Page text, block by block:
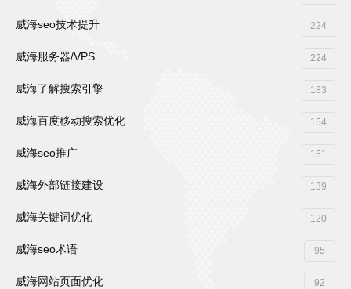
威海seo技术提升 224
威海服务器/VPS 224
威海了解搜索引擎 183
威海百度移动搜索优化 154
威海seo推广 151
威海外部链接建设 139
威海关键词优化 120
威海seo术语 95
威海网站页面优化 92